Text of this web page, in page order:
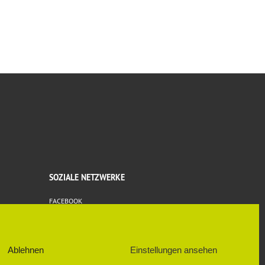
Ablehnen Einstellungen ansehen
SOZIALE NETZWERKE
FACEBOOK